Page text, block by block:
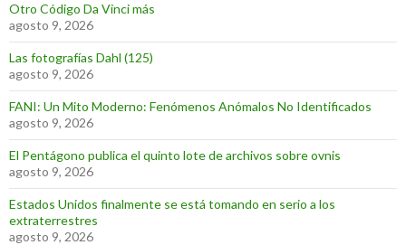
Otro Código Da Vinci más
agosto 9, 2026
Las fotografías Dahl (125)
agosto 9, 2026
FANI: Un Mito Moderno: Fenómenos Anómalos No Identificados
agosto 9, 2026
El Pentágono publica el quinto lote de archivos sobre ovnis
agosto 9, 2026
Estados Unidos finalmente se está tomando en serio a los
extraterrestres
agosto 9, 2026